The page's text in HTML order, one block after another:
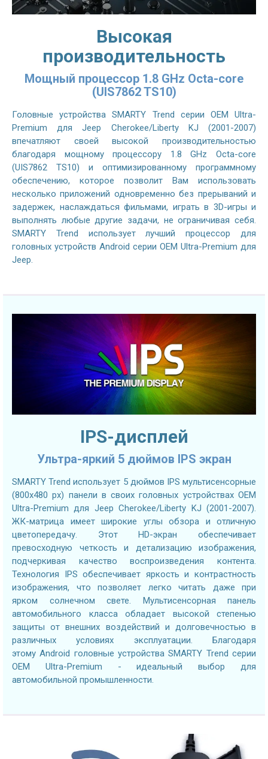
Высокая
производительность
Мощный процессор 1.8 GHz Octa-core
(UIS7862 TS10)
Головные устройства SMARTY Trend серии OEM Ultra-
Premium для Jeep Cherokee/Liberty KJ (2001-2007)
впечатляют своей высокой производительностью
благодаря мощному процессору 1.8 GHz Octa-core
(UIS7862 TS10) и оптимизированному программному
обеспечению, которое позволит Вам использовать
несколько приложений одновременно без прерываний и
задержек, наслаждаться фильмами, играть в 3D-игры и
выполнять любые другие задачи, не ограничивая себя.
SMARTY Trend использует лучший процессор для
головных устройств Android серии OEM Ultra-Premium для
Jeep.
IPS-дисплей
Ультра-яркий 5 дюймов IPS экран
SMARTY Trend использует 5 дюймов IPS мультисенсорные
(800х480 px) панели в своих головных устройствах OEM
Ultra-Premium для Jeep Cherokee/Liberty KJ (2001-2007).
ЖК-матрица имеет широкие углы обзора и отличную
цветопередачу. Этот HD-экран обеспечивает
превосходную четкость и детализацию изображения,
подчеркивая качество воспроизведения контента.
Технология IPS обеспечивает яркость и контрастность
изображения, что позволяет легко читать даже при
ярком солнечном свете. Мультисенсорная панель
автомобильного класса обладает высокой степенью
защиты от внешних воздействий и долговечностью в
различных условиях эксплуатации. Благодаря
этому Android головные устройства SMARTY Trend серии
OEM Ultra-Premium - идеальный выбор для
автомобильной промышленности.